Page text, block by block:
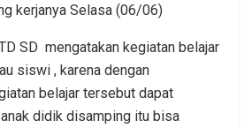
kerjanya Selasa (06/06)
SD mengatakan kegiatan belajar
siswi , karena dengan
belajar tersebut dapat
didik disamping itu bisa